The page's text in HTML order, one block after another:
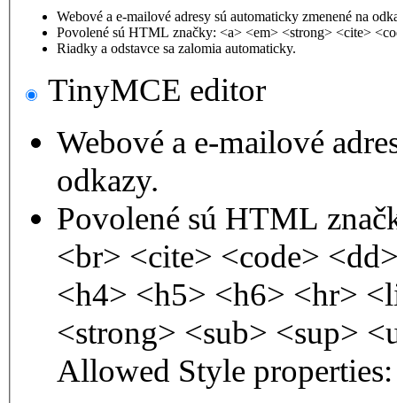
Webové a e-mailové adresy sú automaticky zmenené na
Povolené sú HTML značky: <a> <em> <strong> <cite>
Riadky a odstavce sa zalomia automaticky.
TinyMCE editor
Webové a e-mailové
odkazy.
Povolené sú HTML
<br> <cite> <code>
<h4> <h5> <h6> <hr>
<strong> <sub> <sup>
Allowed Style